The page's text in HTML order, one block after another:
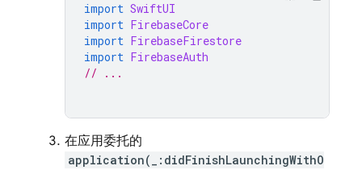
import SwiftUI
import FirebaseCore
import FirebaseFirestore
import FirebaseAuth
// ...
在应用委托的
application(_:didFinishLaunchingWithO